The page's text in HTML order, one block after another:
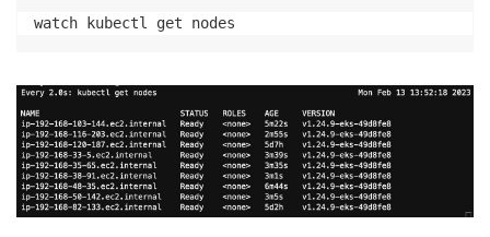
        }
EOF
watch kubectl get nodes